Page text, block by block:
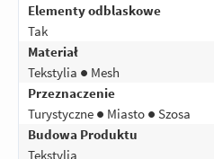
Elementy odblaskowe
Tak
Materiał
Tekstylia ● Mesh
Przeznaczenie
Turystyczne ● Miasto ● Szosa
Budowa Produktu
Tekstylia